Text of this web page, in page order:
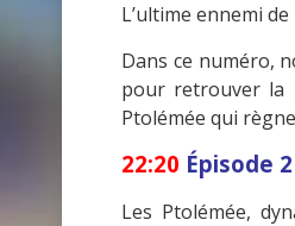
L’ultime ennemi
Dans ce numéro,
pour retrouver la
Ptolémée qui
22:20 Épisode 2
Les Ptolémée,